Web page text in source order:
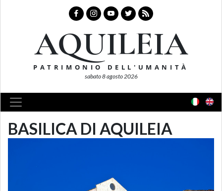
AQUILEIA
PATRIMONIO DELL'UMANITÀ
sabato 8 agosto 2026
BASILICA DI AQUILEIA